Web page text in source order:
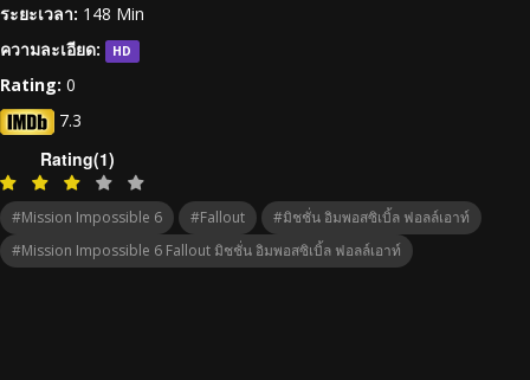
ระยะเวลา: 148 Min
ความละเอียด:
HD
Rating: 0
7.3
Rating(1)
#Mission Impossible 6 #Fallout
#มิชชั่น อิมพอสซิเบิ้ล ฟอลล์เอาท์
#Mission Impossible 6 Fallout มิชชั่น อิมพอสซิเบิ้ล ฟอลล์เอาท์